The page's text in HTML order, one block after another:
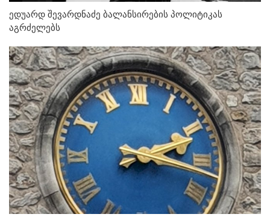
ედუარდ შევარდნაძე ბალანსირების პოლიტიკას
აგრძელებს